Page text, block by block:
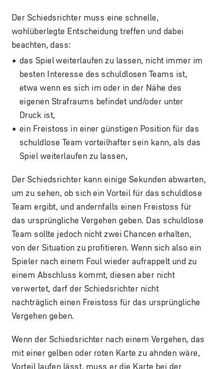
Der Schiedsrichter muss eine schnelle,
wohlüberlegte Entscheidung treffen und dabei
beachten, dass:
das Spiel weiterlaufen zu lassen, nicht immer im
besten Interesse des schuldlosen Teams ist,
etwa wenn es sich im oder in der Nähe des
eigenen Strafraums befindet und/oder unter
Druck ist,
ein Freistoss in einer günstigen Position für das
schuldlose Team vorteilhafter sein kann, als das
Spiel weiterlaufen zu lassen,
Der Schiedsrichter kann einige Sekunden abwarten,
um zu sehen, ob sich ein Vorteil für das schuldlose
Team ergibt, und andernfalls einen Freistoss für
das ursprüngliche Vergehen geben. Das schuldlose
Team sollte jedoch nicht zwei Chancen erhalten,
von der Situation zu profitieren. Wenn sich also ein
Spieler nach einem Foul wieder aufrappelt und zu
einem Abschluss kommt, diesen aber nicht
verwertet, darf der Schiedsrichter nicht
nachträglich einen Freistoss für das ursprüngliche
Vergehen geben.
Wenn der Schiedsrichter nach einem Vergehen, das
mit einer gelben oder roten Karte zu ahnden wäre,
Vorteil laufen lässt, muss er die Karte bei der